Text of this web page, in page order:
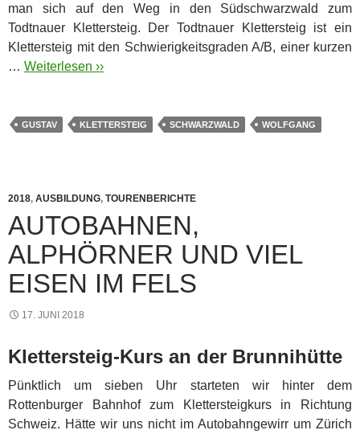
man sich auf den Weg in den Südschwarzwald zum
Todtnauer Klettersteig. Der Todtnauer Klettersteig ist ein
Klettersteig mit den Schwierigkeitsgraden A/B, einer kurzen
… Weiterlesen ››
GUSTAV KLETTERSTEIG SCHWARZWALD WOLFGANG
2018, AUSBILDUNG, TOURENBERICHTE
AUTOBAHNEN,
ALPHÖRNER UND VIEL
EISEN IM FELS
17. JUNI 2018
Klettersteig-Kurs an der Brunnihütte
Pünktlich um sieben Uhr starteten wir hinter dem
Rottenburger Bahnhof zum Klettersteigkurs in Richtung
Schweiz. Hätte wir uns nicht im Autobahngewirr um Zürich